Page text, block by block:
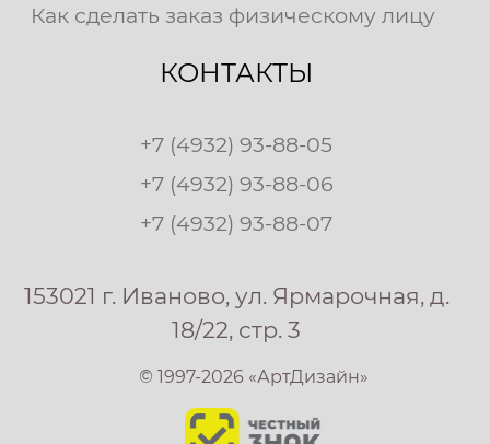
Как сделать заказ физическому лицу
КОНТАКТЫ
+7 (4932) 93-88-05
+7 (4932) 93-88-06
+7 (4932) 93-88-07
153021 г. Иваново, ул. Ярмарочная, д.
18/22, стр. 3
© 1997-2026 «АртДизайн»